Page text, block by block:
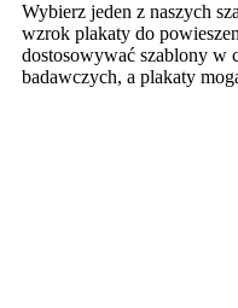
Wybierz jeden z naszych
wzrok plakaty do
dostosowywać szablony w
badawczych, a plakaty